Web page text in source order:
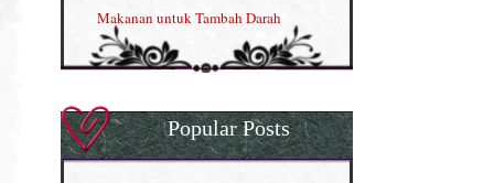
OMEGA GUARD
Omega Guard: EPA & DHA for kids
OSTEMATRIX
Pantang Larang dalam Pengambilan
Vitamin
Makanan untuk Tambah Darah
Masalah HB rendah?
Normal VS Czer
Pemakanan Semasa Hamil
Popular Posts